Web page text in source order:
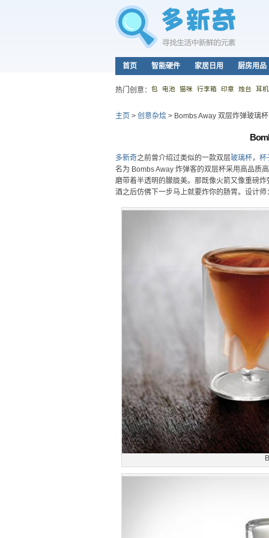
首页 智能硬件 家居日用 厨房用品
热门创意： 包 电池 猫咪 行李箱 印章 烛台 耳
主页 > 创意杂烩 > Bombs Away 双层炸弹玻璃杯
多新奇之前曾介绍过类似的一款双层玻璃杯， 杯
名为 Bombs Away 炸弹客的双层杯采用高品质
磨带着半透明的朦胧美。那既像火箭又像重磅
酒之后仿佛下一步马上就要炸你的肠胃。设计